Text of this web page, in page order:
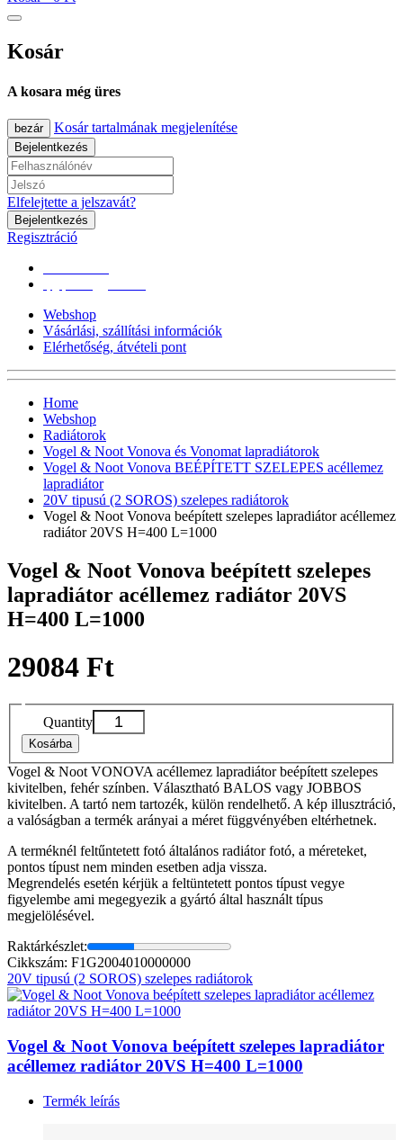
Kosár
A kosara még üres
bezár Kosár tartalmának megjelenítése
Bejelentkezés
Elfelejtette a jelszavát?
Bejelentkezés
Regisztráció
Webshop
Vásárlási, szállítási információk
Elérhetőség, átvételi pont
Home
Webshop
Radiátorok
Vogel & Noot Vonova és Vonomat lapradiátorok
Vogel & Noot Vonova BEÉPÍTETT SZELEPES acéllemez
lapradiátor
20V tipusú (2 SOROS) szelepes radiátorok
Vogel & Noot Vonova beépített szelepes lapradiátor acéllemez
radiátor 20VS H=400 L=1000
Vogel & Noot Vonova beépített szelepes
lapradiátor acéllemez radiátor 20VS
H=400 L=1000
29084 Ft
Quantity
Kosárba
Vogel & Noot VONOVA acéllemez lapradiátor beépített szelepes
kivitelben, fehér színben. Választható BALOS vagy JOBBOS
kivitelben. A tartó nem tartozék, külön rendelhető. A kép illusztráció,
a valóságban a termék arányai a méret függvényében eltérhetnek.
A terméknél feltűntetett fotó általános radiátor fotó, a méreteket,
pontos típust nem minden esetben adja vissza.
Megrendelés esetén kérjük a feltüntetett pontos típust vegye
figyelembe ami megegyezik a gyártó által használt típus
megjelölésével.
Raktárkészlet:
Cikkszám: F1G2004010000000
20V tipusú (2 SOROS) szelepes radiátorok
Vogel & Noot Vonova beépített szelepes lapradiátor
acéllemez radiátor 20VS H=400 L=1000
Termék leírás